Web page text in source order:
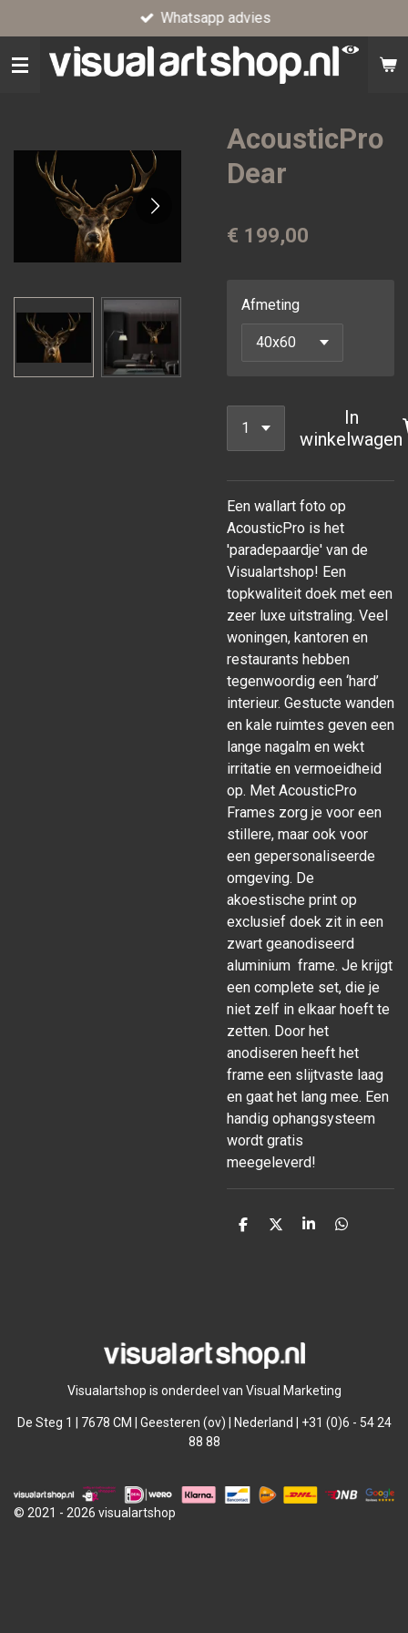
direct
naar
Whatsapp advies
AcousticPro
Dear
€ 199,00
Afmeting
In
winkelwagen
Een wallart foto op
AcousticPro is het
'paradepaardje' van de
Visualartshop! Een
topkwaliteit doek met een
zeer luxe uitstraling. Veel
woningen, kantoren en
restaurants hebben
tegenwoordig een ‘hard’
interieur. Gestucte wanden
en kale ruimtes geven een
lange nagalm en wekt
irritatie en vermoeidheid
op. Met AcousticPro
Frames zorg je voor een
stillere, maar ook voor
een gepersonaliseerde
omgeving. De
akoestische print op
exclusief doek zit in een
zwart geanodiseerd
aluminium frame. Je krijgt
een complete set, die je
niet zelf in elkaar hoeft te
zetten. Door het
anodiseren heeft het
frame een slijtvaste laag
en gaat het lang mee. Een
handig ophangsysteem
wordt gratis
meegeleverd!
D
D
S
D
Visualartshop is onderdeel van Visual Marketing
De Steg 1 | 7678 CM | Geesteren (ov) | Nederland | +31 (0)6 - 54 24
88 88
© 2021 - 2026 visualartshop